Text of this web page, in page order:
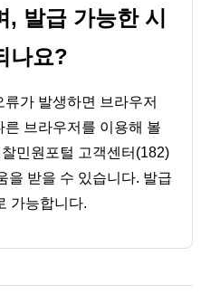
, 발급 가능한 시
나요?
류가 발생하면 브라우저
브라우저를 이용해 볼
민원포털 고객센터(182)
을 받을 수 있습니다. 발급
가능합니다.